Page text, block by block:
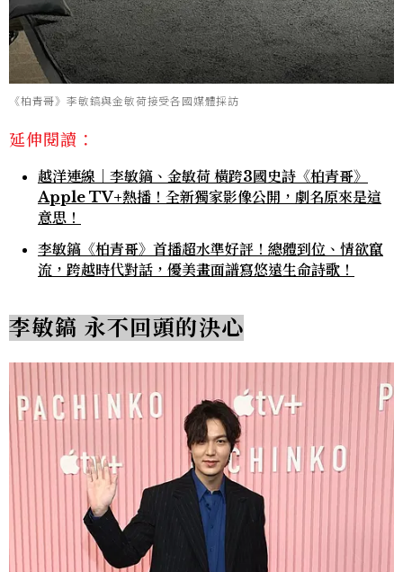
《柏青哥》李敏鎬與金敏荷接受各國媒體採訪
延伸閱讀：
越洋連線｜李敏鎬、金敏荷 橫跨3國史詩《柏青哥》
Apple TV+熱播！全新獨家影像公開，劇名原來是這
意思！
李敏鎬《柏青哥》首播超水準好評！總體到位、情欲竄
流，跨越時代對話，優美畫面譜寫悠遠生命詩歌！
李敏鎬 永不回頭的決心